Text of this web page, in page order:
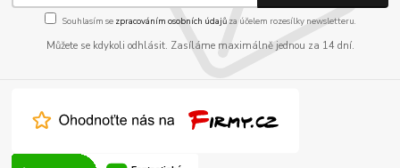
Souhlasím se zpracováním osobních údajůza účelem rozesílky newsletteru.
Můžete se kdykoli odhlásit. Zasíláme maximálně jednou za 14 dní.